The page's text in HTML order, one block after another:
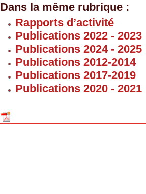
Dans la même rubrique :
Rapports d’activité
Publications 2022 - 2023
Publications 2024 - 2025
Publications 2012-2014
Publications 2017-2019
Publications 2020 - 2021